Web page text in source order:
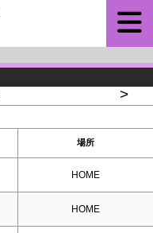
>
場所
HOME
HOME